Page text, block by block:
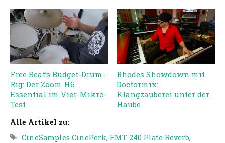
Free Beat’s Budget-Drum-
Rig: Der Zoom H6
Essential im Vier-Mikro-
Test
Rhodes Showdown mit
Doctormix:
Klangzauberei unter der
Haube
Alle Artikel zu:
Schlagwörter
CineSamples CinePerk,EMT 240 Plate Reverb,